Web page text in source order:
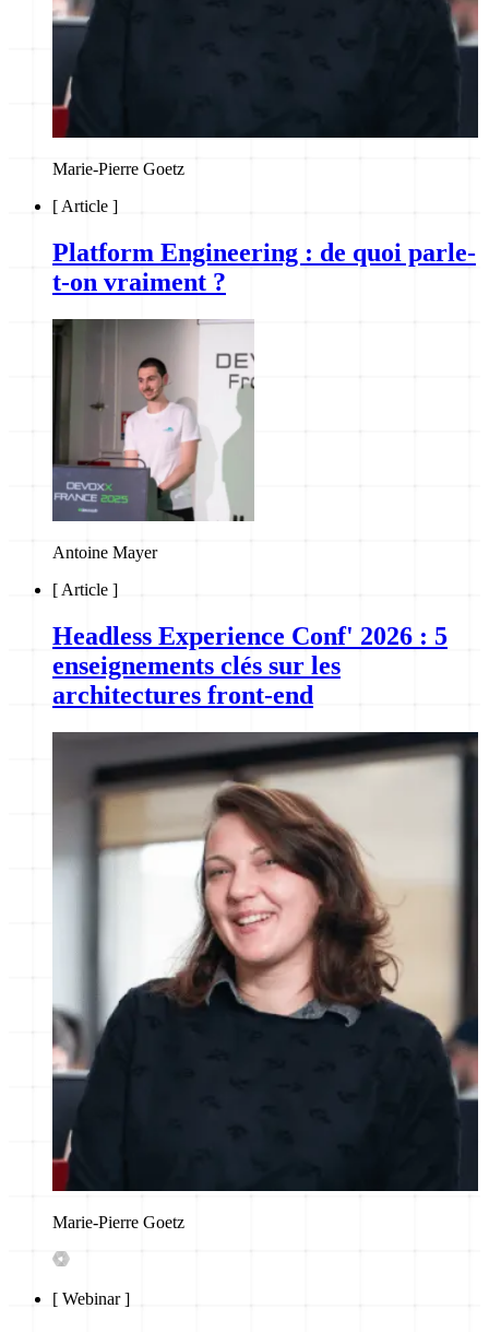
Marie-Pierre Goetz
[ Article ]
Platform Engineering : de quoi parle-
t-on vraiment ?
Antoine Mayer
[ Article ]
Headless Experience Conf' 2026 : 5
enseignements clés sur les
architectures front-end
Marie-Pierre Goetz
[ Webinar]